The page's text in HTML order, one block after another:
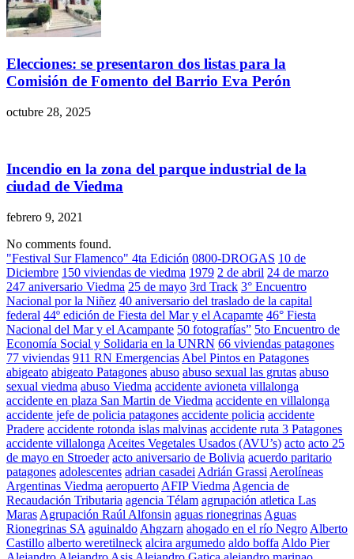
Elecciones: se presentaron dos listas para la
Comisión de Fomento del Barrio Eva Perón
octubre 28, 2025
Incendio en la zona del parque industrial de la
ciudad de Viedma
febrero 9, 2021
No comments found.
"Festival Sur Flamenco" 4ta Edición 0800-DROGAS 10 de
Diciembre 150 viviendas de viedma 1979 2 de abril 24 de marzo
247 aniversario Viedma 25 de mayo 3rd Track 3° Encuentro
Nacional por la Niñez 40 aniversario del traslado de la capital
federal 44º edición de Fiesta del Mar y el Acapamte 46° Fiesta
Nacional del Mar y el Acampante 50 fotografías” 5to Encuentro de
Economía Social y Solidaria en la UNRN 66 viviendas patagones
77 viviendas 911 RN Emergencias Abel Pintos en Patagones
abigeato abigeato Patagones abuso abuso sexual las grutas abuso
sexual viedma abuso Viedma accidente avioneta villalonga
accidente en plaza San Martin de Viedma accidente en villalonga
accidente jefe de policia patagones accidente policia accidente
Pradere accidente rotonda islas malvinas accidente ruta 3 Patagones
accidente villalonga Aceites Vegetales Usados (AVU’s) acto acto 25
de mayo en Stroeder acto aniversario de Bolivia acuerdo paritario
patagones adolescentes adrian casadei Adrián Grassi Aerolíneas
Argentinas Viedma aeropuerto AFIP Viedma Agencia de
Recaudación Tributaria agencia Télam agrupación atletica Las
Maras Agrupación Raúl Alfonsin aguas rionegrinas Aguas
Rionegrinas SA aguinaldo Ahgzarn ahogado en el río Negro Alberto
Castillo alberto weretilneck alcira argumedo aldo boffa Aldo Pier